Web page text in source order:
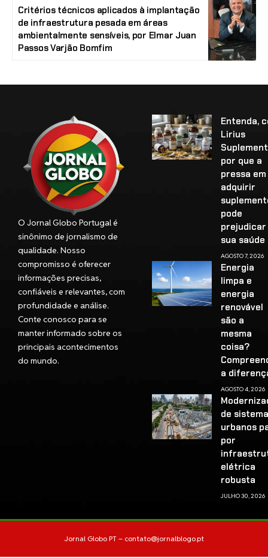
Critérios técnicos aplicados à implantação
de infraestrutura pesada em áreas
ambientalmente sensíveis, por Elmar Juan
Passos Varjão Bomfim
O Jornal Globo Portugal é
sinônimo de jornalismo de
qualidade. Nosso
compromisso é oferecer
informações precisas,
confiáveis e relevantes, com
profundidade e análise.
Conte conosco para se
manter informado sobre os
principais acontecimentos
do mundo.
Entenda,
Lirius
por que a
pressa em
adquirir
pode
prejudicar
sua
AGOSTO 7, 2026
Energia
limpa e
energia
renovável
são a
mesma
coisa?
a
AGOSTO 4, 2026
de
urbanos
por
elétrica
robusta
JULHO 30, 2026
Jornal Globo PT – contato@jornalblogo.pt